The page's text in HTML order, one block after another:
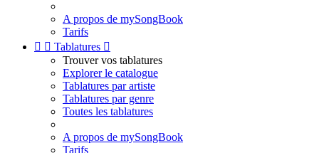
A propos de mySongBook
Tarifs
  Tablatures 
Trouver vos tablatures
Explorer le catalogue
Tablatures par artiste
Tablatures par genre
Toutes les tablatures
A propos de mySongBook
Tarifs